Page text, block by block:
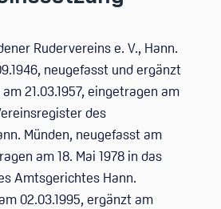
Rudervereins e. V., Hann.
neugefasst und ergänzt
am 21.03.1957, eingetragen am
des
Münden, neugefasst am
am 18. Mai 1978 in das
Amtsgerichtes Hann.
02.03.1995, ergänzt am